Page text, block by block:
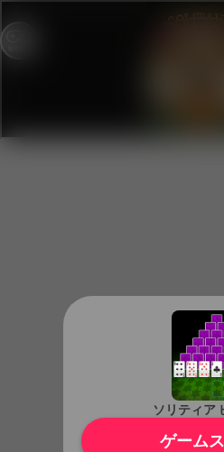
ソリティア
ゲーム